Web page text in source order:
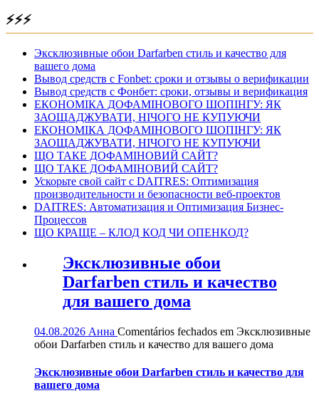
⚡⚡⚡
Эксклюзивные обои Darfarben стиль и качество для
вашего дома
Вывод средств с Fonbet: сроки и отзывы о верификации
Вывод средств с Фонбет: сроки, отзывы и верификация
ЕКОНОМІКА ДОФАМІНОВОГО ШОПІНГУ: ЯК
ЗАОЩАДЖУВАТИ, НІЧОГО НЕ КУПУЮЧИ
ЕКОНОМІКА ДОФАМІНОВОГО ШОПІНГУ: ЯК
ЗАОЩАДЖУВАТИ, НІЧОГО НЕ КУПУЮЧИ
ЩО ТАКЕ ДОФАМІНОВИЙ САЙТ?
ЩО ТАКЕ ДОФАМІНОВИЙ САЙТ?
Ускорьте свой сайт с DAITRES: Оптимизация
производительности и безопасности веб-проектов
DAITRES: Автоматизация и Оптимизация Бизнес-
Процессов
ЩО КРАЩЕ – КЛОД КОД ЧИ ОПЕНКОД?
Эксклюзивные обои
Darfarben стиль и качество
для вашего дома
04.08.2026 Анна Comentários fechados em Эксклюзивные
обои Darfarben стиль и качество для вашего дома
Эксклюзивные обои Darfarben стиль и качество для
вашего дома